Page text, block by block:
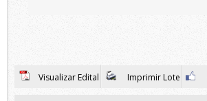
Visualizar Edital Imprimir Lote